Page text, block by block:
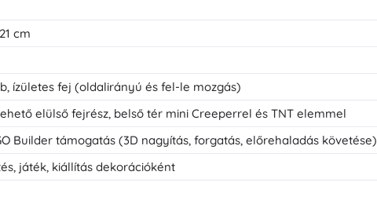
Kardok és tőrök
Vízpisztolyok
Íjak
cm
ízületes fej (oldalirányú és fel-le mozgás)
elülső fejrész, belső tér mini Creeperrel és TNT elemmel
Builder támogatás (3D nagyítás, forgatás, előrehaladás követése)
játék, kiállítás dekorációként